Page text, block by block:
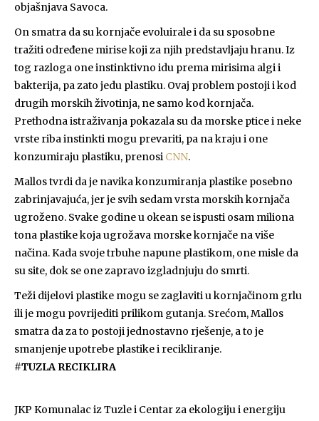
objašnjava Savoca.
On smatra da su kornjače evoluirale i da su sposobne
tražiti određene mirise koji za njih predstavljaju hranu. Iz
tog razloga one instinktivno idu prema mirisima algi i
bakterija, pa zato jedu plastiku. Ovaj problem postoji i kod
drugih morskih životinja, ne samo kod kornjača.
Prethodna istraživanja pokazala su da morske ptice i neke
vrste riba instinkti mogu prevariti, pa na kraju i one
konzumiraju plastiku, prenosi CNN.
Mallos tvrdi da je navika konzumiranja plastike posebno
zabrinjavajuća, jer je svih sedam vrsta morskih kornjača
ugroženo. Svake godine u okean se ispusti osam miliona
tona plastike koja ugrožava morske kornjače na više
načina. Kada svoje trbuhe napune plastikom, one misle da
su site, dok se one zapravo izgladnjuju do smrti.
Teži dijelovi plastike mogu se zaglaviti u kornjačinom grlu
ili je mogu povrijediti prilikom gutanja. Srećom, Mallos
smatra da za to postoji jednostavno rješenje, a to je
smanjenje upotrebe plastike i recikliranje.
#TUZLA RECIKLIRA
JKP Komunalac iz Tuzle i Centar za ekologiju i energiju